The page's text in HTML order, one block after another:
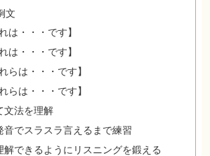
文
は・・・です】
は・・・です】
れらは・・・です】
れらは・・・です】
文法を理解
音でスラスラ言えるまで練習
解できるようにリスニングを鍛える